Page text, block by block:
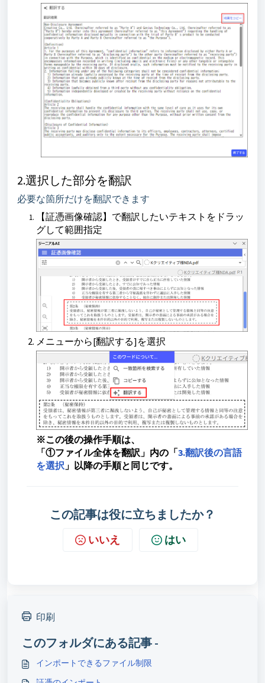
2.選択した部分を翻訳
必要な箇所だけを翻訳できます
【証憑画像確認】で翻訳したいテキストをドラッ
グして範囲指定
メニューから[翻訳する]を選択
※この後の操作手順は、
「①ファイル全体を翻訳」内の「3.翻訳後の言語
を選択 」以降の手順と同じです。
この記事は役に立ちましたか？
いいえ はい
印刷
このフォルダにある記事 -
インポートできるファイル制限